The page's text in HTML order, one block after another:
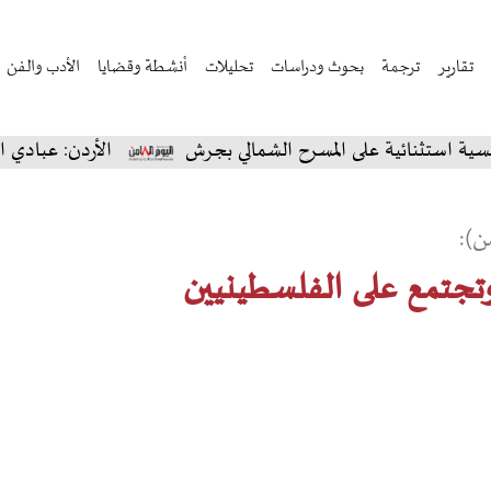
تقارير ترجمة بحوث ودراسات تحليلات أنشطة وقضايا الأدب والفن
على المسرح الشمالي بجرش الأردن: عبادي
على الفلسطينيين